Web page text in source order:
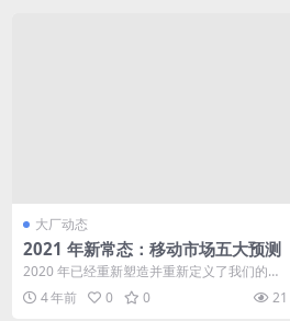
大厂动态
2021 年新常态：移动市场五大预测
2020 年已经重新塑造并重新定义了我们的日
常生活——各个国家和地区努力遏制新冠...
4 年前 0 0 21